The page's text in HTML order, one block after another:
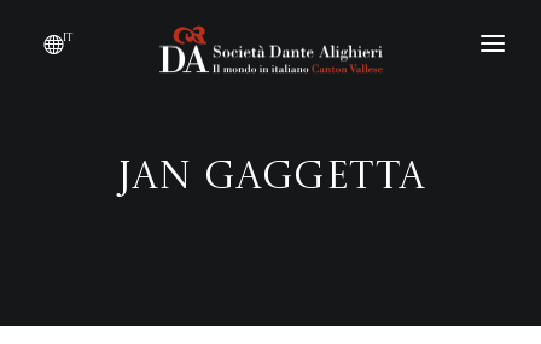
it
Jan Gaggetta